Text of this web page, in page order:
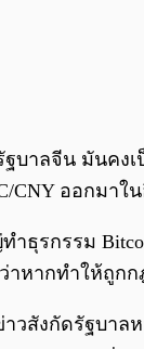
าลจีน มันคงเ
CNY ออกมา
ธุรกรรม
าหากทำให้ถูก
วสังกัดรัฐบาล